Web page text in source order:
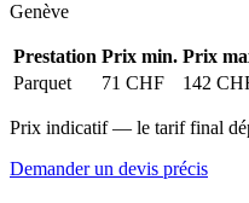
Genève
Prestation Prix min. Prix
Parquet
71 CHF 142
Prix indicatif — le tarif final
Demander un devis précis